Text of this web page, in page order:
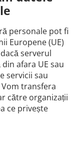
personale pot fi
Europene (UE)
serverul
afara UE sau
servicii sau
transfera
către organizații
ce privește